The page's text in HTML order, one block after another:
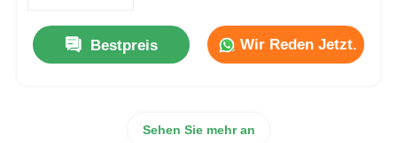
Bestpreis Wir Reden Jetzt.
Sehen Sie mehr an